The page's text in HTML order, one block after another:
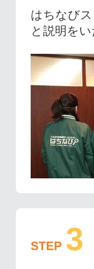
はちなび
と説明をい
STEP 3